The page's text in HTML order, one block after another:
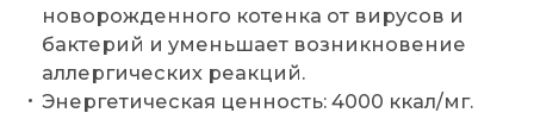
новорожденного котенка от вирусов и
бактерий и уменьшает возникновение
аллергических реакций.
Энергетическая ценность: 4000 ккал/мг.